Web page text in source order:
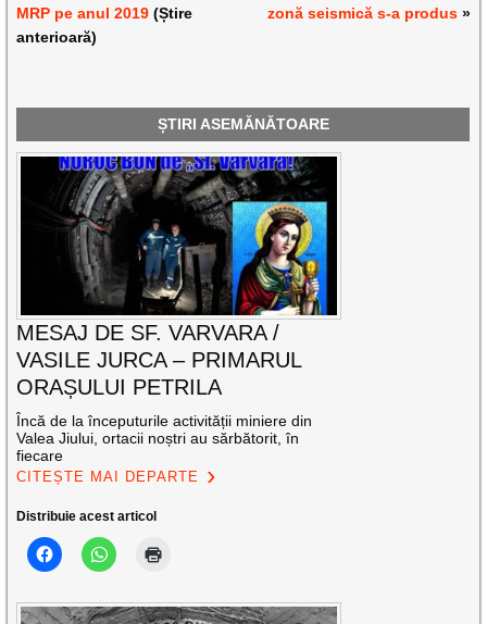
MRP pe anul 2019 (Știre
anterioară)
zonă seismică s-a produs»
ȘTIRI ASEMĂNĂTOARE
MESAJ DE SF. VARVARA /
VASILE JURCA – PRIMARUL
ORAȘULUI PETRILA
Încă de la începuturile activității miniere din
Valea Jiului, ortacii noștri au sărbătorit, în
fiecare
CITEȘTE MAI DEPARTE
Distribuie acest articol